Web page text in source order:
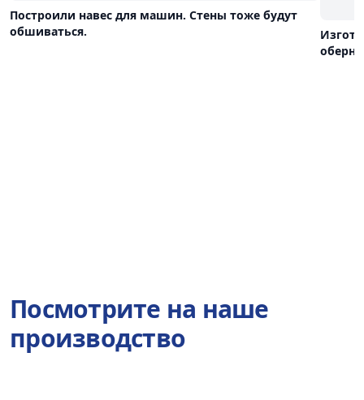
Построили навес для машин. Стены тоже будут
обшиваться.
Посмотрите на наше
производство